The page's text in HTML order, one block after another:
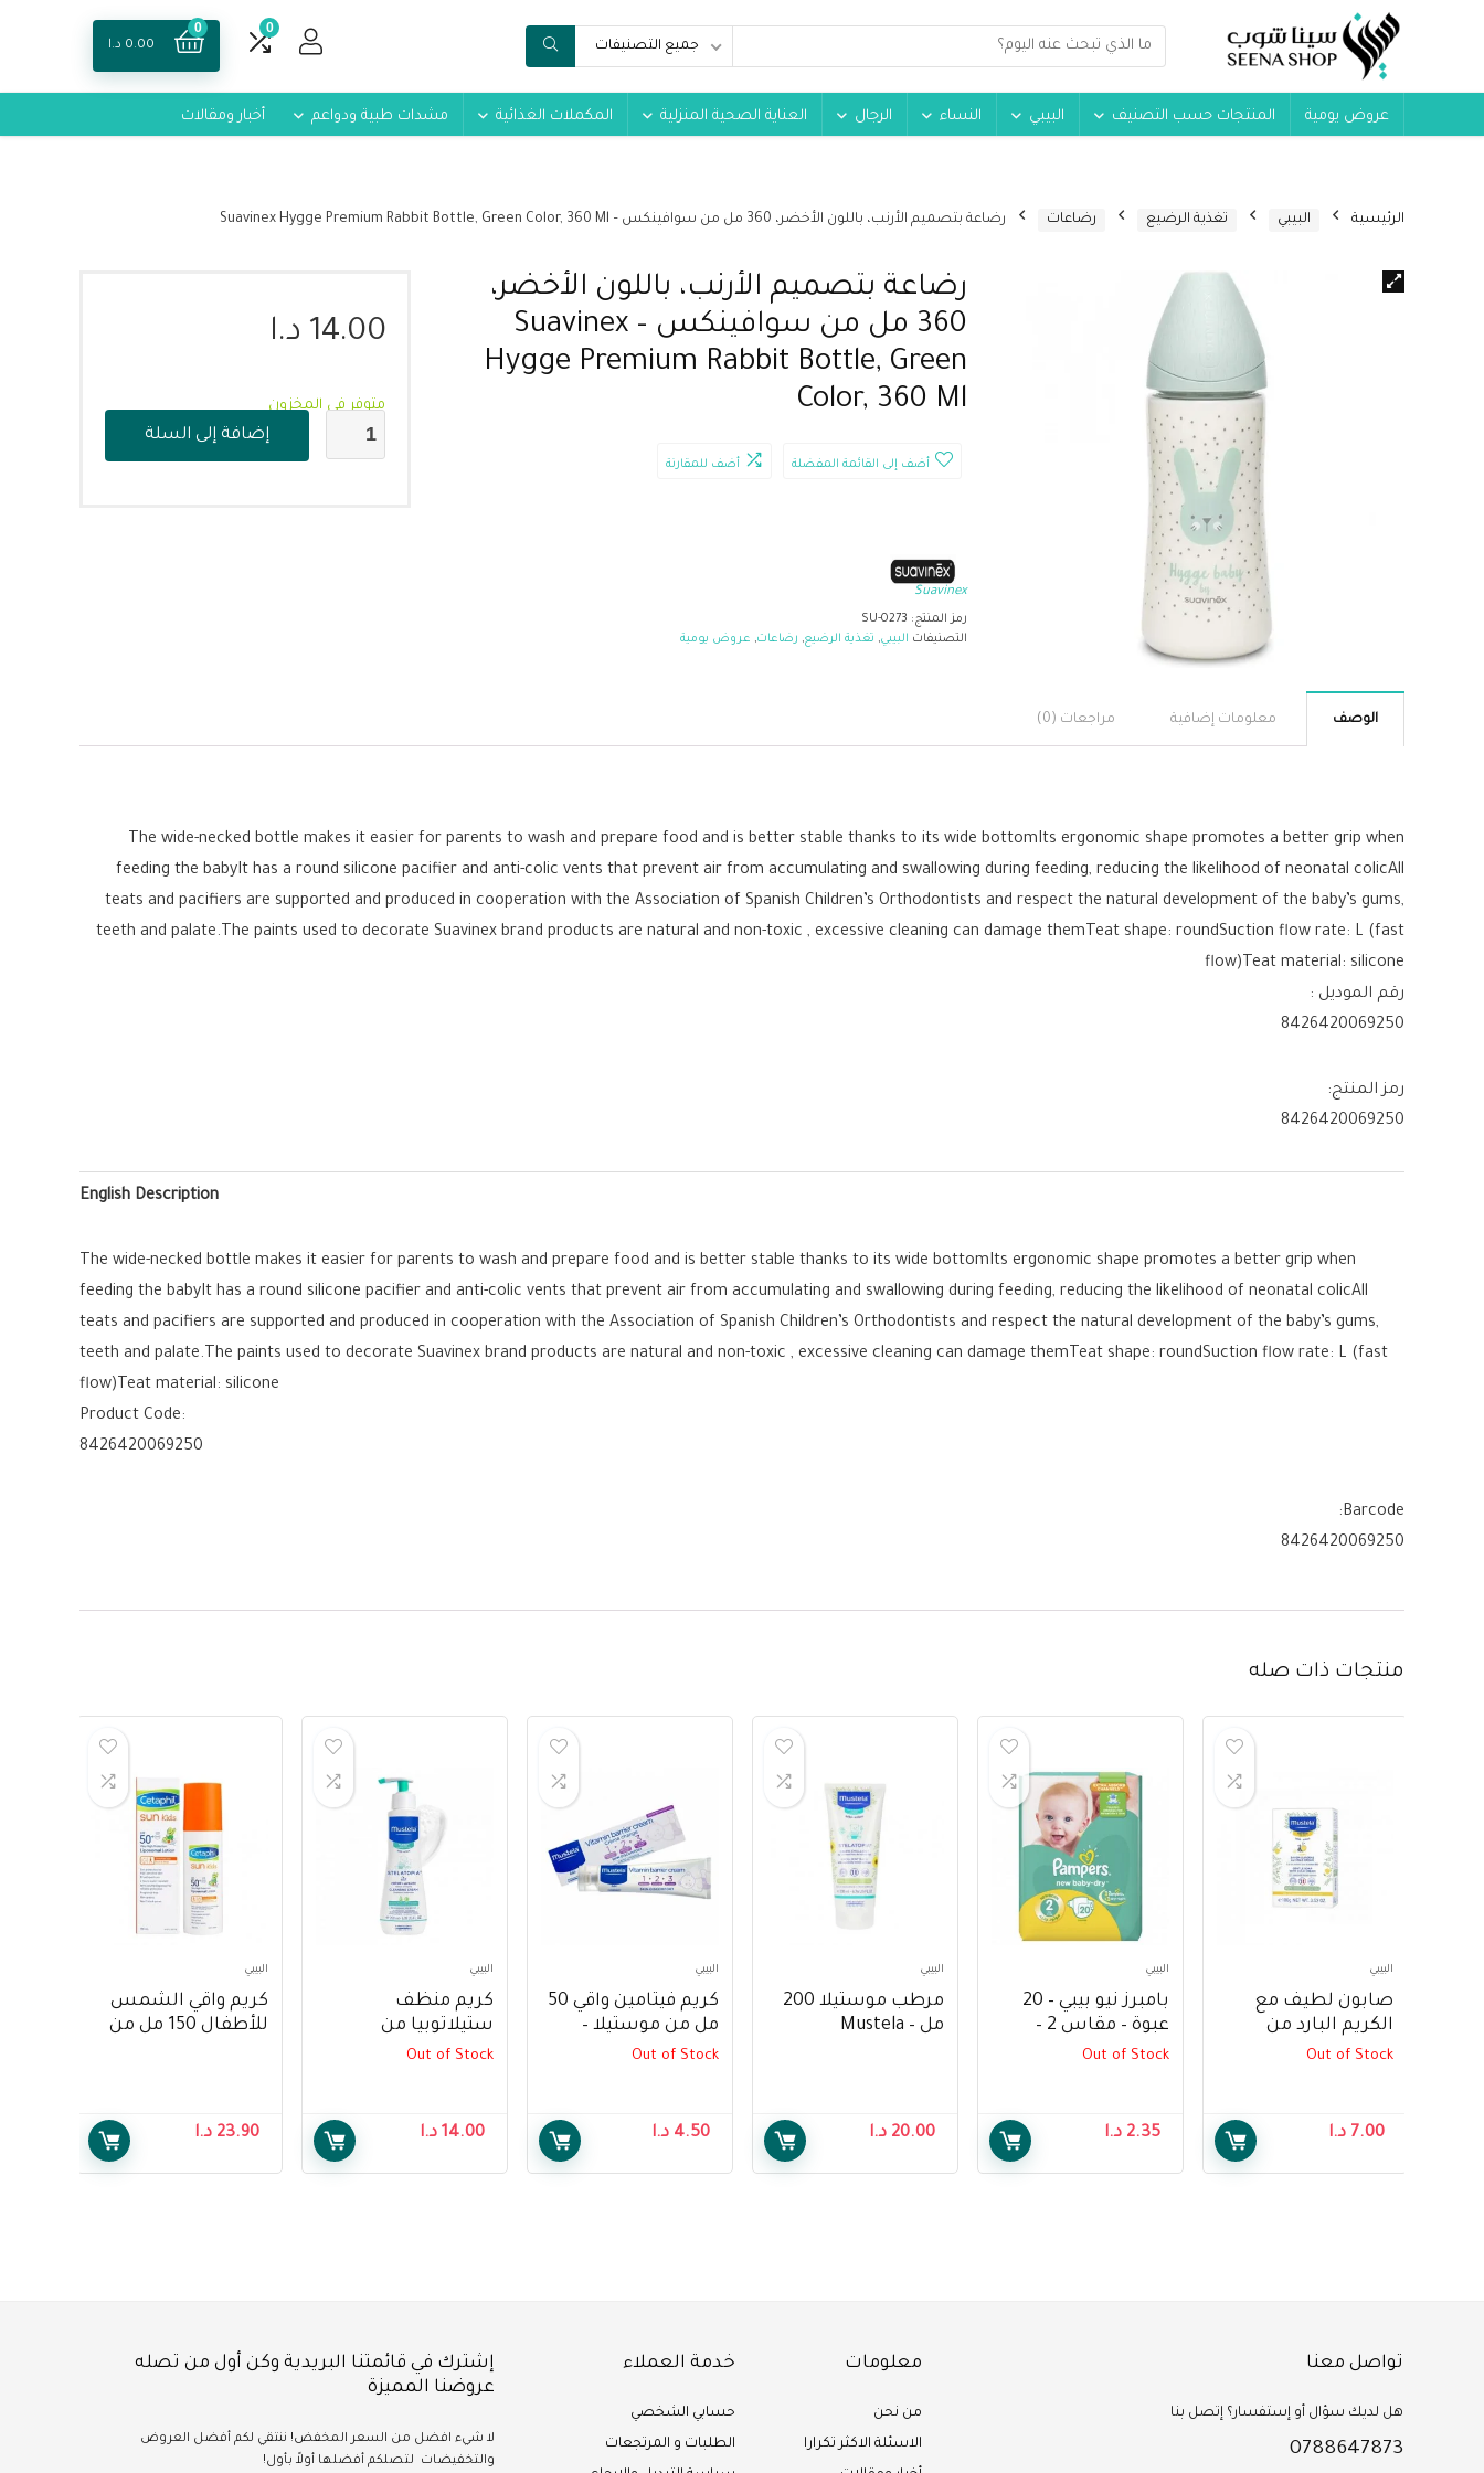
جميع التصنيفات
0
0
0.00 د.ا
عروض يومية المنتجات حسب التصنيف البيبي النساء الرجال العناية الصحية المنزلية المكملات الغذائية مشدات طبية ودواعم أخبار ومقالات
الرئيسية البيبي تغذية الرضيع رضاعات رضاعة بتصميم الأرنب، باللون الأخضر، 360 مل من سوافينكس – Suavinex Hygge Premium Rabbit Bottle, Green Color, 360 Ml
رضاعة بتصميم الأرنب، باللون الأخضر،
360 مل من سوافينكس – Suavinex
Hygge Premium Rabbit Bottle, Green
Color, 360 Ml
أضف إلى القائمة المفضلة أضف للمقارنة
Suavinex
رمز المنتج: SU-0273
التصنيفات البيبي, تغذية الرضيع, رضاعات, عروض يومية
14.00 د.ا
متوفر في المخزون
إضافة إلى السلة
الوصف معلومات إضافية مراجعات (0)
The wide-necked bottle makes it easier for parents to wash and prepare food and is better stable thanks to its wide bottomIts ergonomic shape promotes a better grip when
feeding the babyIt has a round silicone pacifier and anti-colic vents that prevent air from accumulating and swallowing during feeding, reducing the likelihood of neonatal colicAll
teats and pacifiers are supported and produced in cooperation with the Association of Spanish Children’s Orthodontists and respect the natural development of the baby’s gums,
teeth and palate.The paints used to decorate Suavinex brand products are natural and non-toxic , excessive cleaning can damage themTeat shape: roundSuction flow rate: L (fast
flow)Teat material: silicone
رقم الموديل :
8426420069250
رمز المنتج:
8426420069250
English Description
The wide-necked bottle makes it easier for parents to wash and prepare food and is better stable thanks to its wide bottomIts ergonomic shape promotes a better grip when
feeding the babyIt has a round silicone pacifier and anti-colic vents that prevent air from accumulating and swallowing during feeding, reducing the likelihood of neonatal colicAll
teats and pacifiers are supported and produced in cooperation with the Association of Spanish Children’s Orthodontists and respect the natural development of the baby’s gums,
teeth and palate.The paints used to decorate Suavinex brand products are natural and non-toxic , excessive cleaning can damage themTeat shape: roundSuction flow rate: L (fast
flow)Teat material: silicone
Product Code:
8426420069250
Barcode:
8426420069250
منتجات ذات صله
البيبي
صابون لطيف مع
الكريم البارد من
g
Out of Stock
7.00 د.ا
البيبي
بامبرز نيو بيبي – 20
عبوة – مقاس 2 –
Pampers New Baby –
Out of Stock
2.35 د.ا
البيبي
مرطب موستيلا 200
مل – Mustela
20.00 د.ا
البيبي
كريم فيتامين واقي 50
مل من موستيلا –
Mustela Vitamin
Out of Stock
4.50 د.ا
البيبي
كريم منظف
ستيلاتوبيا من
200ml
Out of Stock
14.00 د.ا
البيبي
كريم واقي الشمس
للأطفال 150 مل من
23.90 د.ا
تواصل معنا
هل لديك سؤال أو إستفسار؟ إتصل بنا
0788647873
معلومات
من نحن
الاسئلة الاكثر تكرارا
خدمة العملاء
حسابي الشخصي
الطلبات و المرتجعات
إشترك في قائمتنا البريدية وكن أول من تصله
عروضنا المميزة
لا شيء افضل من السعر المخفض! ننتقي لكم أفضل العروض
والتخفيضات لتصلكم أفضلها أولاً بأول!